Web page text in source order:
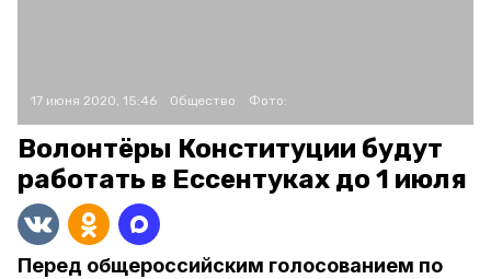
17 июня 2020, 15:46 Общество Фото:
Волонтёры Конституции будут
работать в Ессентуках до 1 июля
Перед общероссийским голосованием по